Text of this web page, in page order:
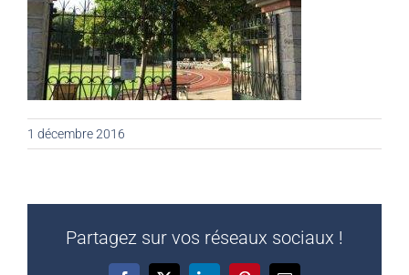
1 décembre 2016
Partagez sur vos réseaux sociaux !